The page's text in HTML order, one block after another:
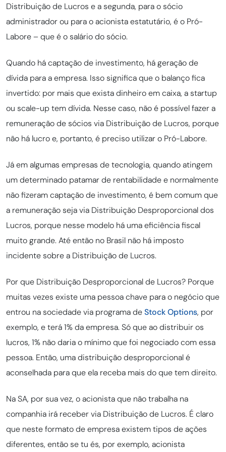
Distribuição de Lucros e a segunda, para o sócio
administrador ou para o acionista estatutário, é o Pró-
Labore – que é o salário do sócio.
Quando há captação de investimento, há geração de
dívida para a empresa. Isso significa que o balanço fica
invertido: por mais que exista dinheiro em caixa, a startup
ou scale-up tem dívida. Nesse caso, não é possível fazer a
remuneração de sócios via Distribuição de Lucros, porque
não há lucro e, portanto, é preciso utilizar o Pró-Labore.
Já em algumas empresas de tecnologia, quando atingem
um determinado patamar de rentabilidade e normalmente
não fizeram captação de investimento, é bem comum que
a remuneração seja via Distribuição Desproporcional dos
Lucros, porque nesse modelo há uma eficiência fiscal
muito grande. Até então no Brasil não há imposto
incidente sobre a Distribuição de Lucros.
Por que Distribuição Desproporcional de Lucros? Porque
muitas vezes existe uma pessoa chave para o negócio que
entrou na sociedade via programa deStockOptions, por
exemplo, e terá 1% da empresa. Só que ao distribuir os
lucros, 1% não daria o mínimo que foi negociado com essa
pessoa. Então, uma distribuição desproporcional é
aconselhada para que ela receba mais do que tem direito.
Na SA, por sua vez, o acionista que não trabalha na
companhia irá receber via Distribuição de Lucros. É claro
que neste formato de empresa existem tipos de ações
diferentes, então se tu és, por exemplo, acionista